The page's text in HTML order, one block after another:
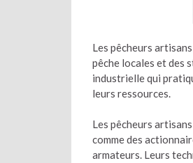
Les pêcheurs
pêche locales et des
industrielle qui
leurs ressources.
Les pêcheurs
comme des
armateurs. Leurs